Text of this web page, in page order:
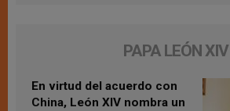
PAPA LEÓN XIV
En virtud del acuerdo con
China, León XIV nombra un